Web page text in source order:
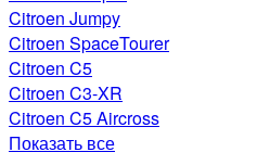
Citroen Jumpy
Citroen SpaceTourer
Citroen C5
Citroen C3-XR
Citroen C5 Aircross
Показать все